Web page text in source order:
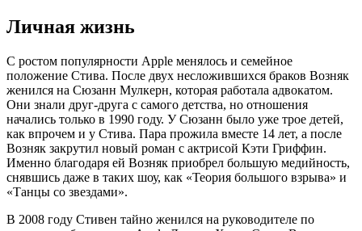
Личная жизнь
С ростом популярности Apple менялось и семейное
положение Стива. После двух несложившихся браков Возняк
женился на Сюзанн Мулкерн, которая работала адвокатом.
Они знали друг-друга с самого детства, но отношения
начались только в 1990 году. У Сюзанн было уже трое детей,
как впрочем и у Стива. Пара прожила вместе 14 лет, а после
Возняк закрутил новый роман с актрисой Кэти Гриффин.
Именно благодаря ей Возняк приобрел большую медийность,
снявшись даже в таких шоу, как «Теория большого взрыва» и
«Танцы со звездами».
В 2008 году Стивен тайно женился на руководителе по